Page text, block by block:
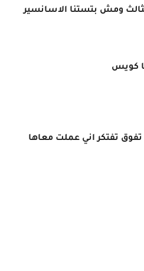
ومش بتستنا الاسانسير
كويس
تفتكر اني عملت معاها